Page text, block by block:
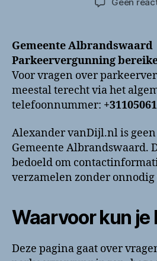
Gemeente Albrandswaard
Parkeervergunning
Voor vragen over
meestal terecht via het
telefoonnummer:
Alexander vanDijl.nl is
Gemeente Albrandswaard.
bedoeld om
verzamelen zonder onnodig
Waarvoor kun je
Deze pagina gaat over